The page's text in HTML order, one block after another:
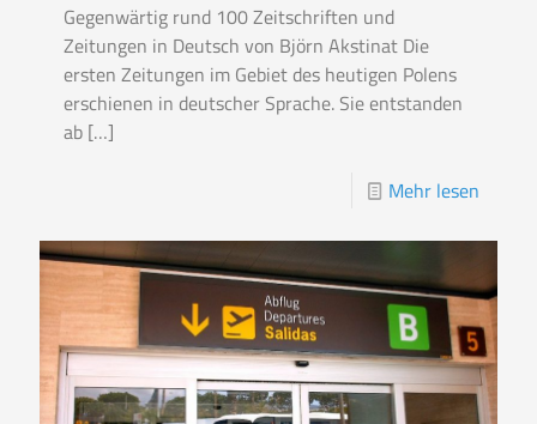
Gegenwärtig rund 100 Zeitschriften und
Zeitungen in Deutsch von Björn Akstinat Die
ersten Zeitungen im Gebiet des heutigen Polens
erschienen in deutscher Sprache. Sie entstanden
ab […]
Mehr lesen